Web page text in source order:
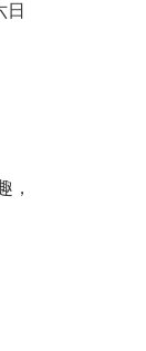
日
，